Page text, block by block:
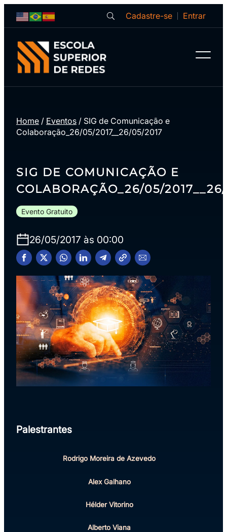
Cadastre-se Entrar
Home / Eventos / SIG de Comunicação e
Colaboração_26/05/2017__26/05/2017
SIG DE COMUNICAÇÃO E
COLABORAÇÃO_26/05/
Evento Gratuito
26/05/2017 às 00:00
Palestrantes
Rodrigo Moreira de Azevedo
Alex Galhano
Hélder Vitorino
Alberto Viana